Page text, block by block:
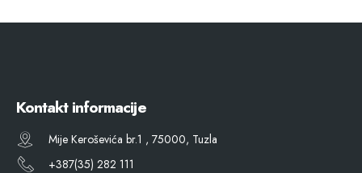
Kontakt informacije
Mije Keroševića br.1 , 75000, Tuzla
+387(35) 282 111